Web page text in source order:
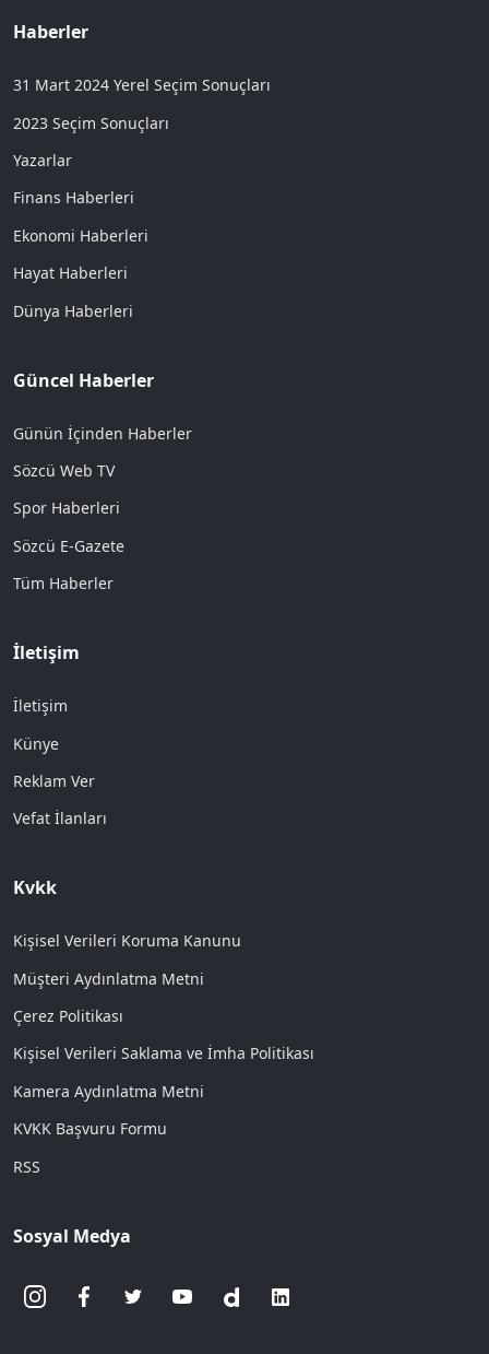
Haberler
31 Mart 2024 Yerel Seçim Sonuçları
2023 Seçim Sonuçları
Yazarlar
Finans Haberleri
Ekonomi Haberleri
Hayat Haberleri
Dünya Haberleri
Güncel Haberler
Günün İçinden Haberler
Sözcü Web TV
Spor Haberleri
Sözcü E-Gazete
Tüm Haberler
İletişim
İletişim
Künye
Reklam Ver
Vefat İlanları
Kvkk
Kişisel Verileri Koruma Kanunu
Müşteri Aydınlatma Metni
Çerez Politikası
Kişisel Verileri Saklama ve İmha Politikası
Kamera Aydınlatma Metni
KVKK Başvuru Formu
RSS
Sosyal Medya